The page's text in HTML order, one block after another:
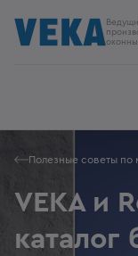
Полезные советы по
VEKA и
каталог